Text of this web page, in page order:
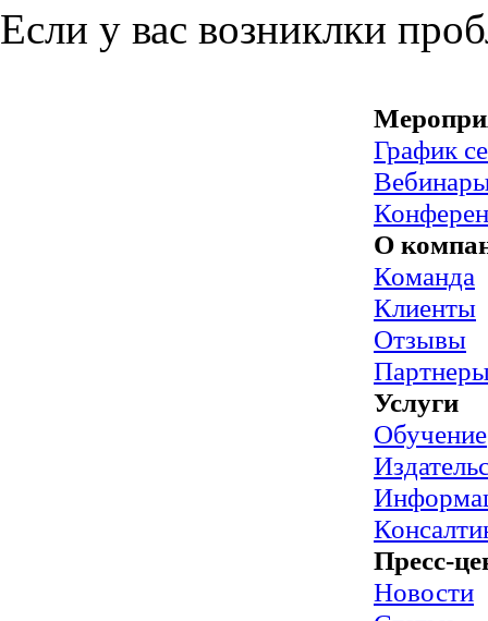
Если у вас возниклки
График
О
Команда
Клиенты
Отзывы
Услуги
Обучение
Пресс-
Новости